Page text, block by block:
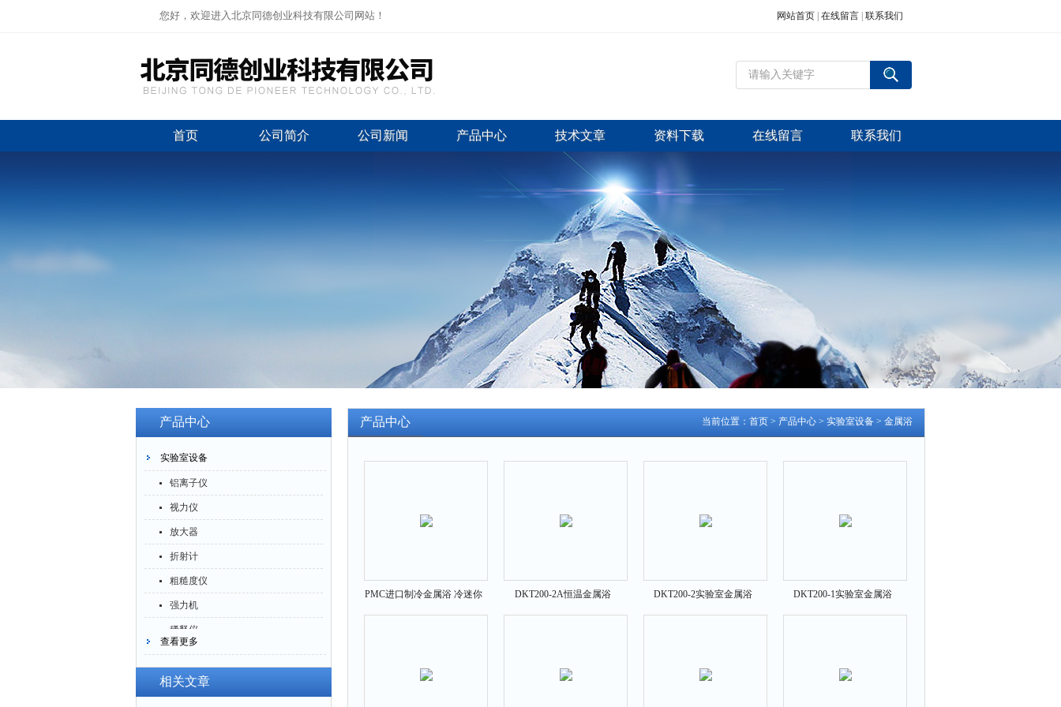
您好，欢迎进入北京同德创业科技有限公司网站！ 网站首页 在线留言 联系我们
首页 公司简介 公司新闻 产品中心 技术文章 资料下载 在线留言 联系我们
产品中心
实验室设备
铝离子仪
视力仪
放大器
折射计
粗糙度仪
强力机
稀释仪
萃取仪
洗油仪
查看更多
相关文章
当前位置： 首页 > 产品中心 > 实验室设备 > 金属浴
产品中心
PMC进口制冷金属浴 冷迷你
恒温仪 冷孵育器
DKT200-2A恒温金属浴
DKT200-2A
DKT200-2实验室金属浴
DKT200-1实验室金属浴
DKT200-1